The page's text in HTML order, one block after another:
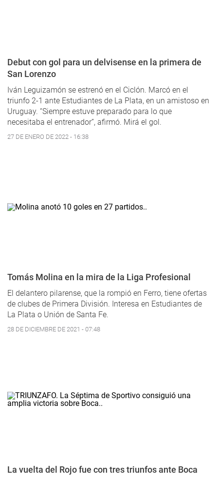
Debut con gol para un delvisense en la primera de
San Lorenzo
Iván Leguizamón se estrenó en el Ciclón. Marcó en el
triunfo 2-1 ante Estudiantes de La Plata, en un amistoso en
Uruguay. “Siempre estuve preparado para lo que
necesitaba el entrenador”, afirmó. Mirá el gol.
27 DE ENERO DE 2022 - 16:38
Tomás Molina en la mira de la Liga Profesional
El delantero pilarense, que la rompió en Ferro, tiene ofertas
de clubes de Primera División. Interesa en Estudiantes de
La Plata o Unión de Santa Fe.
28 DE DICIEMBRE DE 2021 - 07:48
La vuelta del Rojo fue con tres triunfos ante Boca